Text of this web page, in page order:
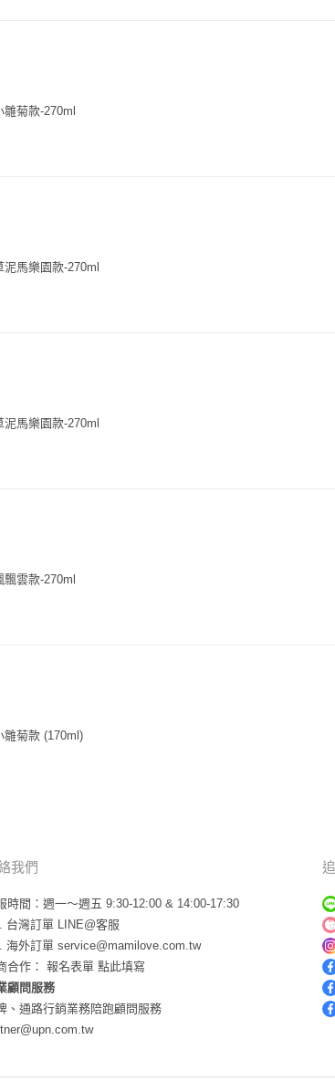
菊款-270ml
馬樂園款-270ml
馬樂園款-270ml
雲款-270ml
雛菊款 (170ml)
我們
時間：週一～週五 9:30-12:00 & 14:00-17:30
台灣訂單 LINE@客服
海外訂單 service@mamilove.com.tw
合作： 報名表單 點此填寫
顧問服務
、通路行銷業務陪跑顧問服務